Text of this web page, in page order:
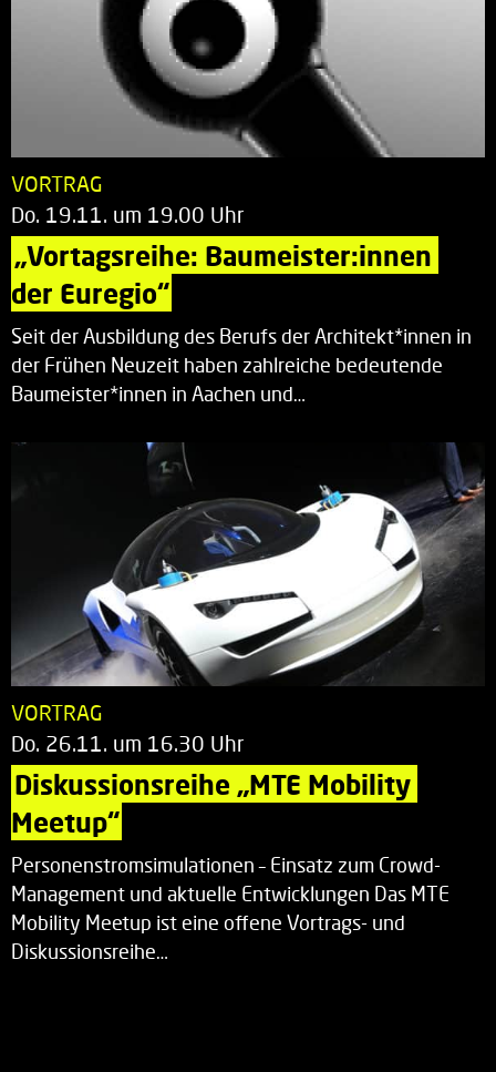
VORTRAG
Do. 19.11. um 19.00 Uhr
„Vortagsreihe: Baumeister:innen
der Euregio“
Seit der Ausbildung des Berufs der Architekt*innen in
der Frühen Neuzeit haben zahlreiche bedeutende
Baumeister*innen in Aachen und…
VORTRAG
Do. 26.11. um 16.30 Uhr
Diskussionsreihe „MTE Mobility
Meetup“
Personenstromsimulationen – Einsatz zum Crowd-
Management und aktuelle Entwicklungen Das MTE
Mobility Meetup ist eine offene Vortrags- und
Diskussionsreihe…